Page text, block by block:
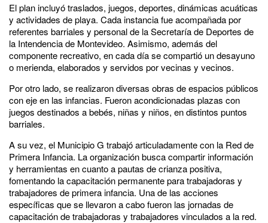
El plan incluyó traslados, juegos, deportes, dinámicas acuáticas
y actividades de playa. Cada instancia fue acompañada por
referentes barriales y personal de la Secretaría de Deportes de
la Intendencia de Montevideo. Asimismo, además del
componente recreativo, en cada día se compartió un desayuno
o merienda, elaborados y servidos por vecinas y vecinos.
Por otro lado, se realizaron diversas obras de espacios públicos
con eje en las infancias. Fueron acondicionadas plazas con
juegos destinados a bebés, niñas y niños, en distintos puntos
barriales.
A su vez, el Municipio G trabajó articuladamente con la Red de
Primera Infancia. La organización busca compartir información
y herramientas en cuanto a pautas de crianza positiva,
fomentando la capacitación permanente para trabajadoras y
trabajadores de primera infancia. Una de las acciones
específicas que se llevaron a cabo fueron las jornadas de
capacitación de trabajadoras y trabajadores vinculados a la red.